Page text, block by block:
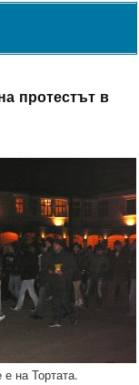
протестът в
на Тортата.